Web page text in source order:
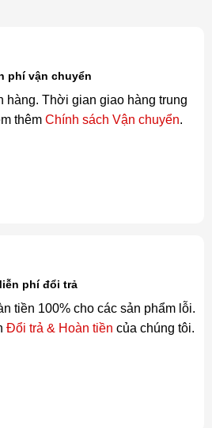
phí vận chuyển
hàng. Thời gian giao hàng trung
thêm Chính sách Vận chuyển.
phí đổi trả
tiền 100% cho các sản phẩm lỗi.
Đổi trả & Hoàn tiền của chúng tôi.